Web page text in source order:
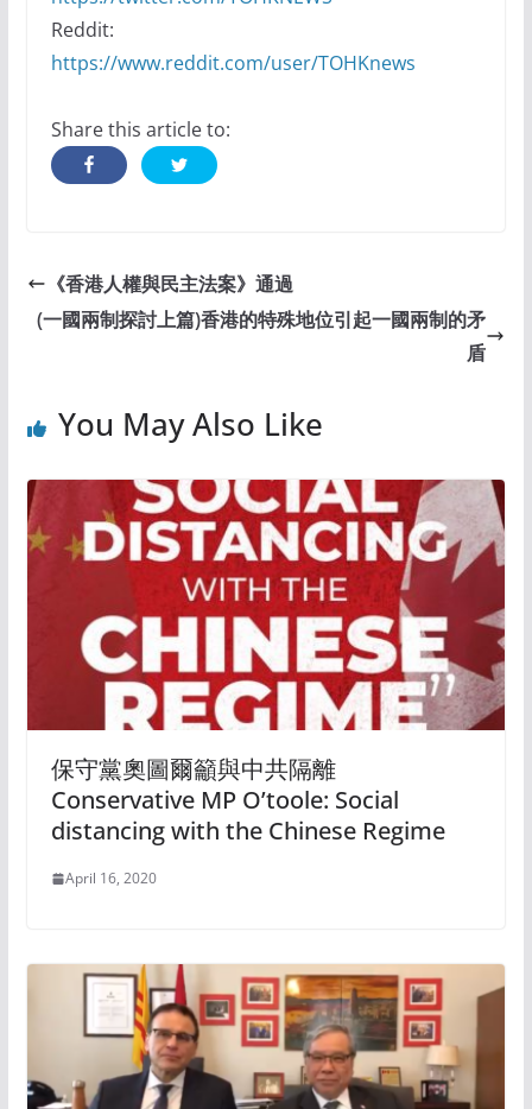
Reddit:
https://www.reddit.com/user/TOHKnews
Share this article to:
《香港人權與民主法案》通過
(一國兩制探討上篇)香港的特殊地位引起一國兩制的矛
盾
You May Also Like
保守黨奧圖爾籲與中共隔離
Conservative MP O’toole: Social
distancing with the Chinese Regime
April 16, 2020